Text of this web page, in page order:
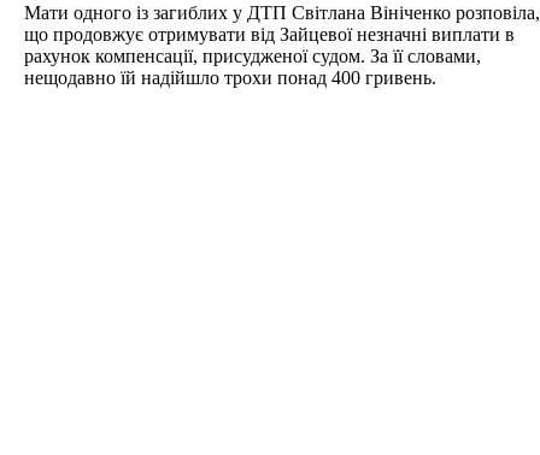
Мати одного із загиблих у ДТП Світлана Вініченко розповіла,
що продовжує отримувати від Зайцевої незначні виплати в
рахунок компенсації, присудженої судом. За її словами,
нещодавно їй надійшло трохи понад 400 гривень.